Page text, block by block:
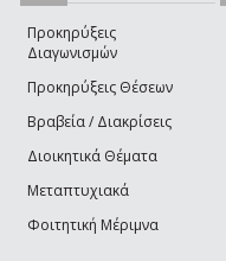
Προκηρύξεις
Διαγωνισμών
Προκηρύξεις Θέσεων
Βραβεία / Διακρίσεις
Διοικητικά Θέματα
Μεταπτυχιακά
Φοιτητική Μέριμνα